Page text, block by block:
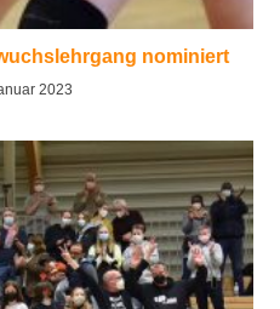
nominiert
2023